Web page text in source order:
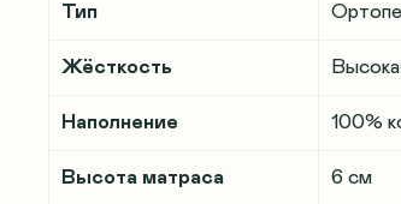
Тип
Жёсткость
Наполнение 100%
Высота матраса 6 см